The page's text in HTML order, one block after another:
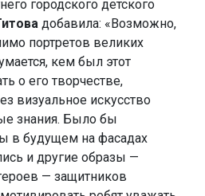
городского детского
добавила: «Возможно,
портретов великих
кем был этот
о его творчестве,
визуальное искусство
знания. Было бы
в будущем на фасадах
и другие образы —
— защитников